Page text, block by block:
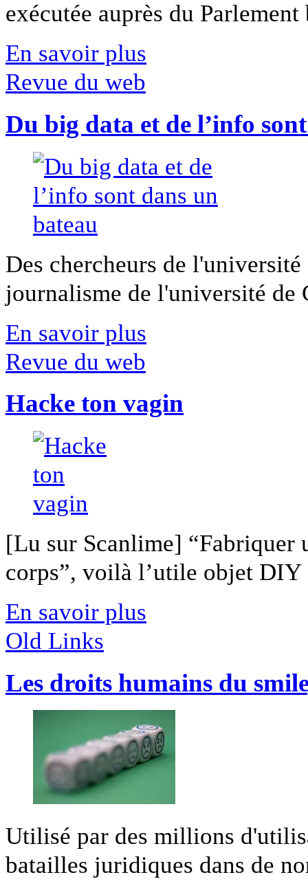
exécutée auprès du
En savoir plus
Revue du web
Du big data et de l’info
Des chercheurs de
journalisme de l'université
En savoir plus
Revue du web
Hacke ton vagin
[Lu sur Scanlime] “Fabriquer
corps”, voilà l’utile objet
En savoir plus
Old Links
Les droits humains du
Utilisé par des millions
batailles juridiques dans de